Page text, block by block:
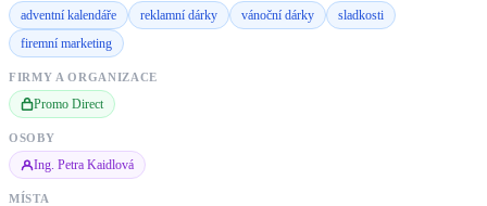
adventní kalendáře reklamní dárky vánoční dárky
sladkosti
firemní marketing
FIRMY A ORGANIZACE
Promo Direct
OSOBY
Ing. Petra Kaidlová
MÍSTA